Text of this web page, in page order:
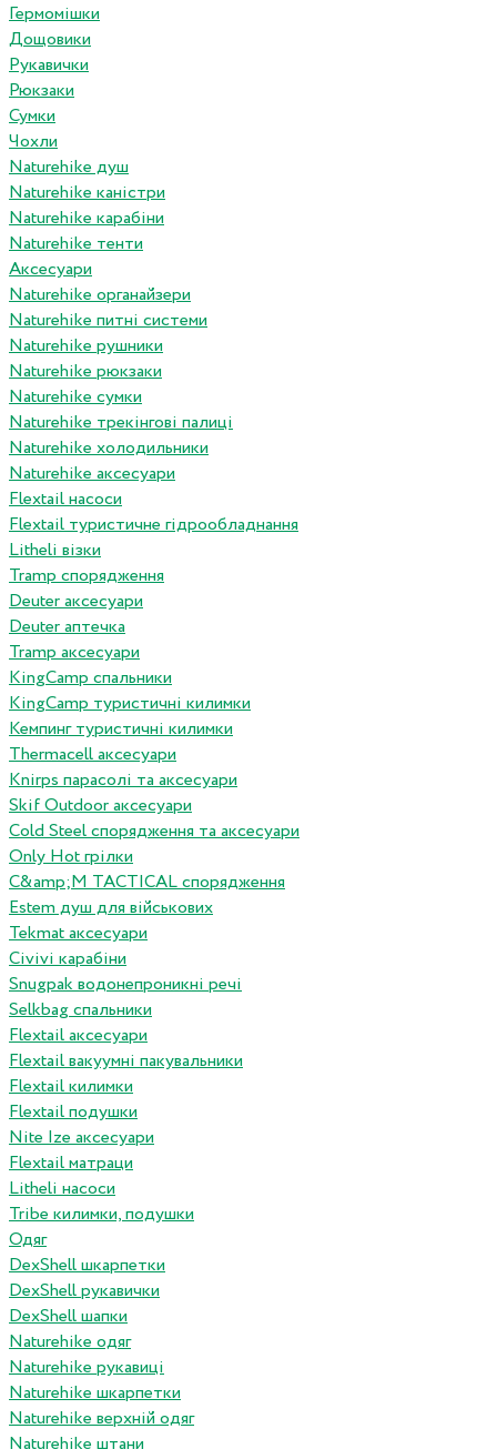
Гермомішки
Дощовики
Рукавички
Рюкзаки
Сумки
Чохли
Naturehike душ
Naturehike каністри
Naturehike карабіни
Naturehike тенти
Аксесуари
Naturehike органайзери
Naturehike питні системи
Naturehike рушники
Naturehike рюкзаки
Naturehike сумки
Naturehike трекінгові палиці
Naturehike холодильники
Naturehike аксесуари
Flextail насоси
Flextail туристичне гідрообладнання
Litheli візки
Tramp спорядження
Deuter аксесуари
Deuter аптечка
Tramp аксесуари
KingCamp спальники
KingCamp туристичні килимки
Кемпинг туристичні килимки
Thermacell аксесуари
Knirps парасолі та аксесуари
Skif Outdoor аксесуари
Cold Steel спорядження та аксесуари
Only Hot грілки
C&amp;M TACTICAL спорядження
Estem душ для військових
Tekmat аксесуари
Сivivi карабіни
Snugpak водонепроникні речі
Selkbag спальники
Flextail аксесуари
Flextail вакуумні пакувальники
Flextail килимки
Flextail подушки
Nite Ize аксесуари
Flextail матраци
Litheli насоси
Tribe килимки, подушки
Одяг
DexShell шкарпетки
DexShell рукавички
DexShell шапки
Naturehike одяг
Naturehike рукавиці
Naturehike шкарпетки
Naturehike верхній одяг